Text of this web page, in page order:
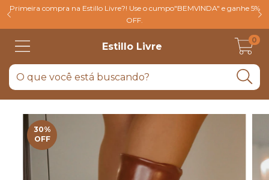
Primeira compra na Estillo Livre?! Use o cumpo"BEMVINDA" e ganhe 5%
OFF.
Estillo Livre
0
30%
OFF